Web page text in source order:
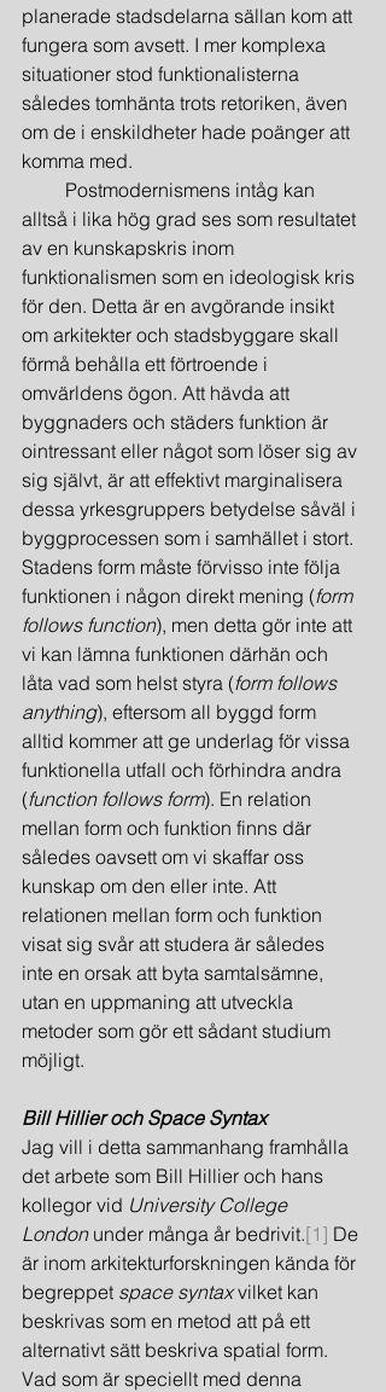
planerade stadsdelarna sällan kom att
fungera som avsett. I mer komplexa
situationer stod funktionalisterna
således tomhänta trots retoriken, även
om de i enskildheter hade poänger att
komma med.
Postmodernismens intåg kan
alltså i lika hög grad ses som resultatet
av en kunskapskris inom
funktionalismen som en ideologisk kris
för den. Detta är en avgörande insikt
om arkitekter och stadsbyggare skall
förmå behålla ett förtroende i
omvärldens ögon. Att hävda att
byggnaders och städers funktion är
ointressant eller något som löser sig av
sig självt, är att effektivt marginalisera
dessa yrkesgruppers betydelse såväl i
byggprocessen som i samhället i stort.
Stadens form måste förvisso inte följa
funktionen i någon direkt mening (form
follows function), men detta gör inte att
vi kan lämna funktionen därhän och
låta vad som helst styra (form follows
anything), eftersom all byggd form
alltid kommer att ge underlag för vissa
funktionella utfall och förhindra andra
(function follows form). En relation
mellan form och funktion finns där
således oavsett om vi skaffar oss
kunskap om den eller inte. Att
relationen mellan form och funktion
visat sig svår att studera är således
inte en orsak att byta samtalsämne,
utan en uppmaning att utveckla
metoder som gör ett sådant studium
möjligt.
Bill Hillier och Space Syntax
Jag vill i detta sammanhang framhålla
det arbete som Bill Hillier och hans
kollegor vid University College
London under många år bedrivit.[1] De
är inom arkitekturforskningen kända för
begreppet space syntax vilket kan
beskrivas som en metod att på ett
alternativt sätt beskriva spatial form.
Vad som är speciellt med denna